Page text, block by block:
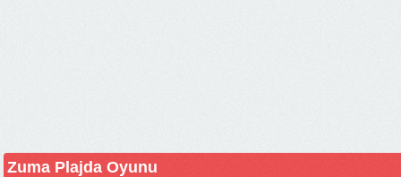
Zuma Plajda Oyunu